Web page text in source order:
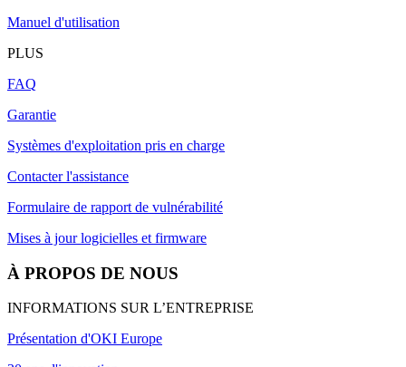
Manuel d'utilisation
PLUS
FAQ
Garantie
Systèmes d'exploitation pris en charge
Contacter l'assistance
Formulaire de rapport de vulnérabilité
Mises à jour logicielles et firmware
À PROPOS DE NOUS
INFORMATIONS SUR L’ENTREPRISE
Présentation d'OKI Europe